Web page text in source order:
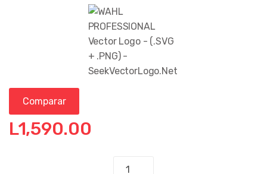
Comparar
L1,590.00
CORTADORA